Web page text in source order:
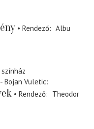
Rendező
Albu
Bojan Vuletic
Rendező
Theodor